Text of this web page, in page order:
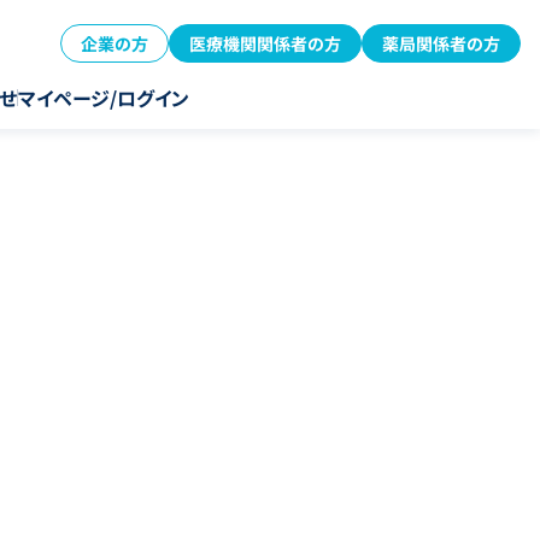
企業の方 医療機関関係者の方 薬局関係者の方
マイページ/ログイン